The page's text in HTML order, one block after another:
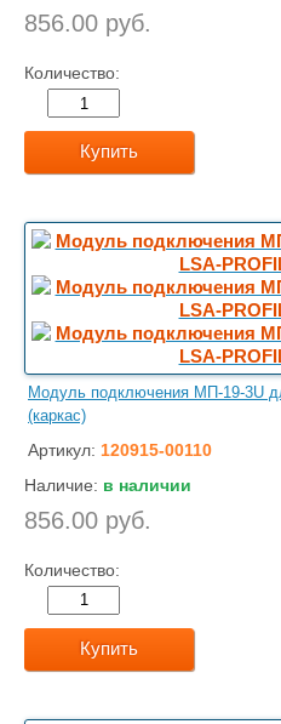
856.00 руб.
Количество:
Купить
Модуль подключения МП-19-3U
(каркас)
Артикул: 120915-00110
Наличие: в наличии
856.00 руб.
Количество:
Купить